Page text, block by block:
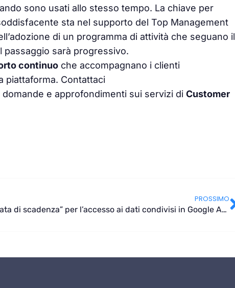
sono usati allo stesso tempo. La chiave per
sta nel supporto del Top Management
di un programma di attività che seguano il
sarà progressivo.
continuoche accompagnano i clienti
piattaforma. Contattaci
domande e approfondimenti sui servizi di Customer
PROSSIMO
Arriva la “data di scadenza” per l’accesso ai dati condivisi in Google Apps